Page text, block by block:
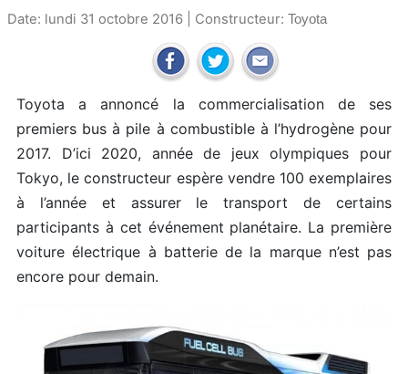
Date: lundi 31 octobre 2016 | Constructeur: Toyota
Toyota a annoncé la commercialisation de ses
premiers bus à pile à combustible à l’hydrogène pour
2017. D’ici 2020, année de jeux olympiques pour
Tokyo, le constructeur espère vendre 100 exemplaires
à l’année et assurer le transport de certains
participants à cet événement planétaire. La première
voiture électrique à batterie de la marque n’est pas
encore pour demain.